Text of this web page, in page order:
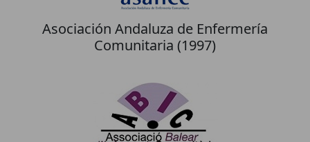
Asociación Andaluza de Enfermería
Comunitaria (1997)